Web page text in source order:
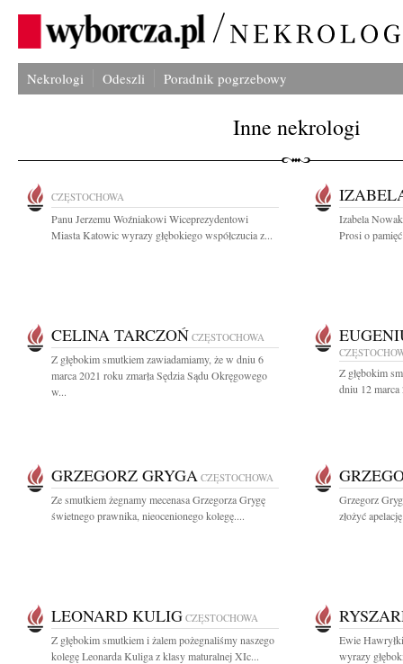
Nekrologi Odeszli Poradnik pogrzebowy
Inne nekrologi
CZĘSTOCHOWA
Panu Jerzemu Woźniakowi Wiceprezydentowi
Miasta Katowic wyrazy głębokiego współczucia z...
Izabela
Prosi o
CELINA TARCZOŃ CZĘSTOCHOWA
Z głębokim smutkiem zawiadamiamy, że w dniu 6
marca 2021 roku zmarła Sędzia Sądu Okręgowego
w...
Z głębokim
dniu 12
GRZEGORZ GRYGA CZĘSTOCHOWA
Ze smutkiem żegnamy mecenasa Grzegorza Grygę
świetnego prawnika, nieocenionego kolegę....
Grzegorz
złożyć
LEONARD KULIG CZĘSTOCHOWA
Z głębokim smutkiem i żalem pożegnaliśmy naszego
kolegę Leonarda Kuliga z klasy maturalnej XIc...
Ewie
wyrazy